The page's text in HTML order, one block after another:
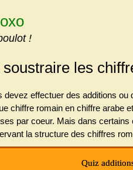
!
les
devez effectuer des additions ou
chiffre romain en chiffre arabe
par coeur. Mais dans
la structure des chiffres
Quiz